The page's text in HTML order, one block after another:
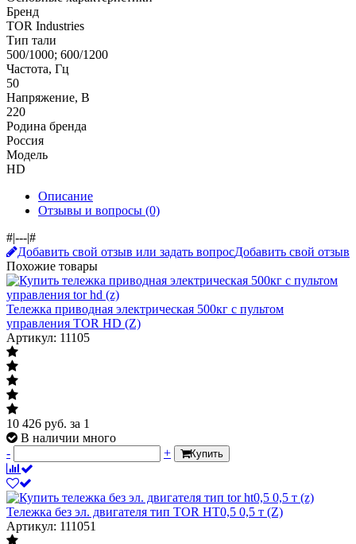
Бренд
TOR Industries
Тип тали
500/1000; 600/1200
Частота, Гц
50
Напряжение, В
220
Родина бренда
Россия
Модель
HD
Описание
Отзывы и вопросы (0)
#|---|#
Добавить свой отзыв или задать вопросДобавить свой отзыв
Похожие товары
Тележка приводная электрическая 500кг с пультом
управления TOR HD (Z)
Артикул: 11105
10 426 руб. за 1
В наличии много
-
+ Купить
Тележка без эл. двигателя тип TOR HT0,5 0,5 т (Z)
Артикул: 111051